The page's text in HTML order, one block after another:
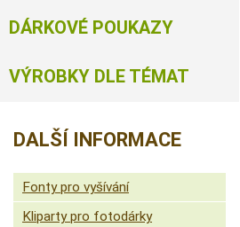
DÁRKOVÉ POUKAZY
VÝROBKY DLE TÉMAT
DALŠÍ INFORMACE
Fonty pro vyšívání
Kliparty pro fotodárky